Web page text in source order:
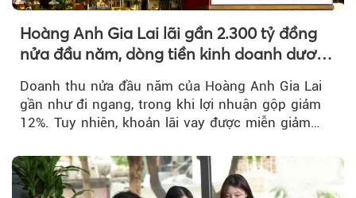
Hoàng Anh Gia Lai lãi gần 2.300 tỷ đồng
nửa đầu năm, dòng tiền kinh doanh dương
Doanh thu nửa đầu năm của Hoàng Anh Gia Lai
gần như đi ngang, trong khi lợi nhuận gộp giảm
12%. Tuy nhiên, khoản lãi vay được miễn giảm